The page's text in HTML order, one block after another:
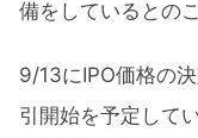
備をしているとのこ
9/13にIPO価格の
引開始を予定して